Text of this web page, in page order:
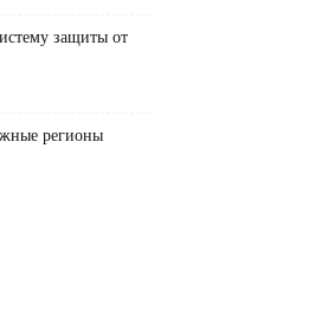
защиты от
регионы